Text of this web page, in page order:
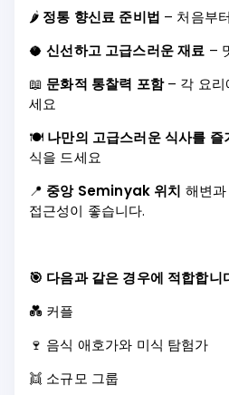
🌶️ 정통 향신료 준비법 – 처음부
🥥신선하고 고급스러운 재료 –
📖 문화적 통찰력 포함– 각 요리
세요
🍽️ 나만의 고급스러운 식사를 즐
식을 드세요
📍 중앙 Seminyak 위치 해변
접근성이 좋습니다.
🎯 다음과 같은 경우에 적합합니
💑 커플
🍷 음식 애호가와 미식 탐험가
👯 소규모 그룹